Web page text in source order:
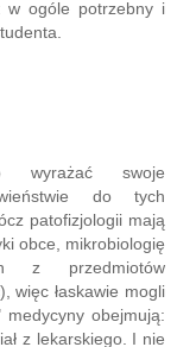
w ogóle potrzebny i
wyrażać swoje
do tych
patofizjologii mają
obce, mikrobiologię
z przedmiotów
więc łaskawie mogli
obejmują:
z lekarskiego. I nie